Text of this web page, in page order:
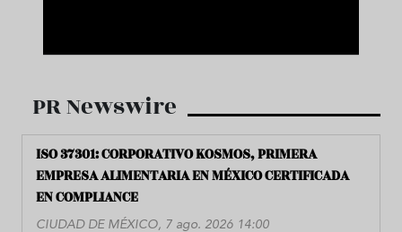
PR Newswire
ISO 37301: CORPORATIVO KOSMOS, PRIMERA
EMPRESA ALIMENTARIA EN MÉXICO CERTIFICADA
EN COMPLIANCE
CIUDAD DE MÉXICO, 7 ago. 2026 14:00